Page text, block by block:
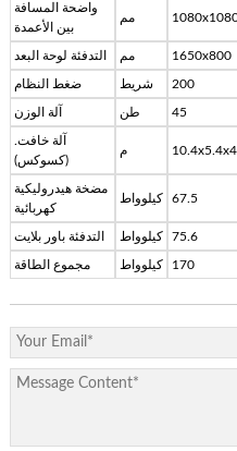
واضحة المسافة
بين الأعمدة
مم
التدفئة لوحة البعد مم 1650x800
ضغط النظام شريط 200
آلة الوزن طن 45
آلة خافت.
(كسوكس)
م 10.4x5.4x4
مضخة هيدروليكية
كهربائية
كيلوواط 67.5
التدفئة باور بلايت كيلوواط 75.6
مجموع الطاقة كيلوواط 170